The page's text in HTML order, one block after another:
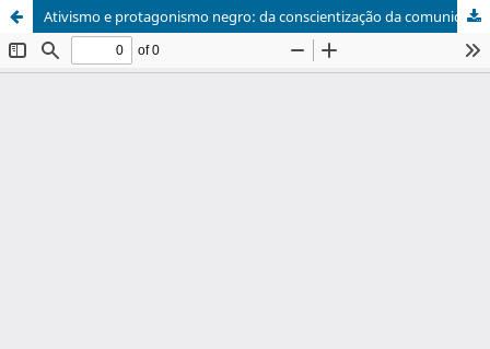
Ativismo e protagonismo negro: da conscientização da comunidade negra à educação emancipatória universal como projeto de superação do racismo e do sexismo